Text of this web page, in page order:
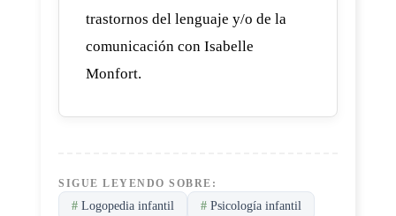
trastornos del lenguaje y/o de la
comunicación con Isabelle
Monfort.
SIGUE LEYENDO SOBRE:
# Logopedia infantil # Psicología infantil